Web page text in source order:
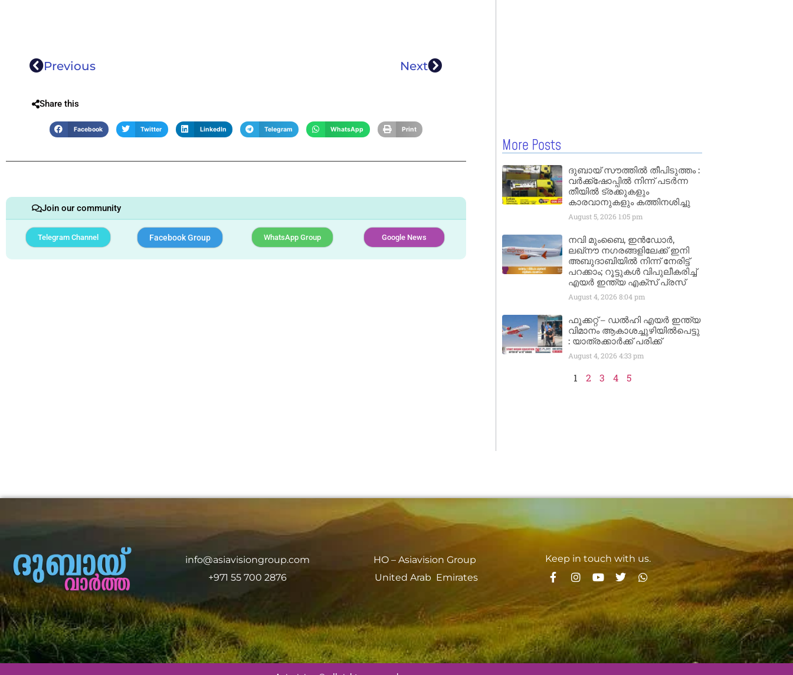
Previous Next
Share this
Facebook Twitter LinkedIn Telegram WhatsApp Print
Join our community
Telegram Channel Facebook Group WhatsApp Group Google News
More Posts
ദുബായ് സൗത്തിൽ തീപിടുത്തം :
വർക്ക്‌ഷോപ്പിൽ നിന്ന് പടർന്ന
തീയിൽ ട്രക്കുകളും
കാരവാനുകളും കത്തിനശിച്ചു
August 5, 2026 1:05 pm
നവി മുംബൈ, ഇൻഡോർ,
ലഖ്നൗ നഗരങ്ങളിലേക്ക് ഇനി
അബുദാബിയിൽ നിന്ന് നേരിട്ട്
പറക്കാം; റൂട്ടുകൾ വിപുലീകരിച്ച്
എയർ ഇന്ത്യ എക്സ് പ്രസ്
August 4, 2026 8:04 pm
ഫൂക്കറ്റ് – ഡൽഹി എയര്‍ ഇന്ത്യ
വിമാനം ആകാശച്ചുഴിയില്‍പെട്ടു
: യാത്രക്കാര്‍ക്ക് പരിക്ക്
August 4, 2026 4:33 pm
1 2 3 4 5
info@asiavisiongroup.com
+971 55 700 2876
HO – Asiavision Group
United Arab Emirates
Keep in touch with us.